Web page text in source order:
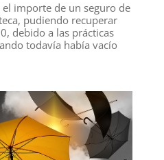
importe de un seguro de
pudiendo recuperar
debido a las prácticas
todavía había vacío